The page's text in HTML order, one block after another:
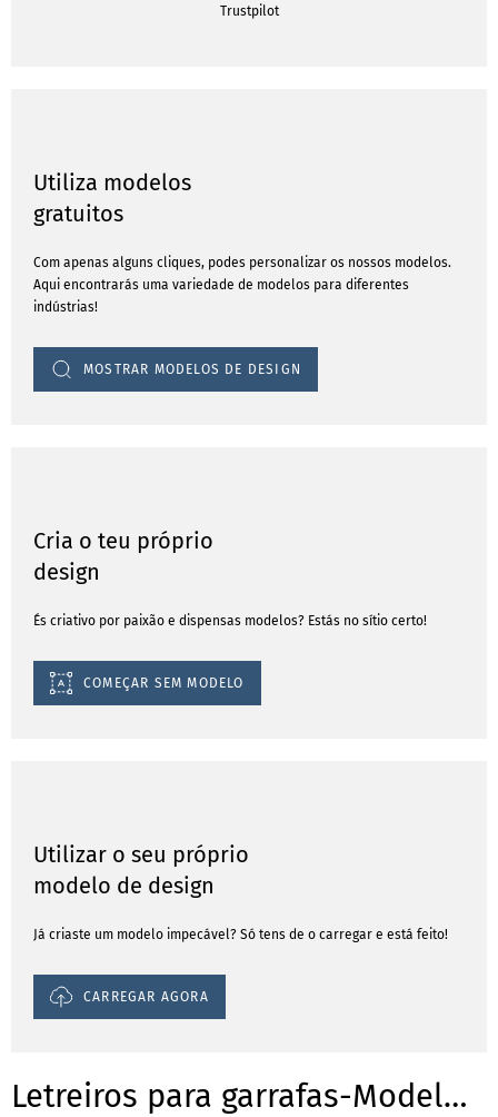
Trustpilot
Utiliza modelos
gratuitos
Com apenas alguns cliques, podes personalizar os nossos modelos.
Aqui encontrarás uma variedade de modelos para diferentes
indústrias!
MOSTRAR MODELOS DE DESIGN
Cria o teu próprio
design
És criativo por paixão e dispensas modelos? Estás no sítio certo!
COMEÇAR SEM MODELO
Utilizar o seu próprio
modelo de design
Já criaste um modelo impecável? Só tens de o carregar e está feito!
CARREGAR AGORA
Letreiros para garrafas-Modelos/ Templates para ocasiões